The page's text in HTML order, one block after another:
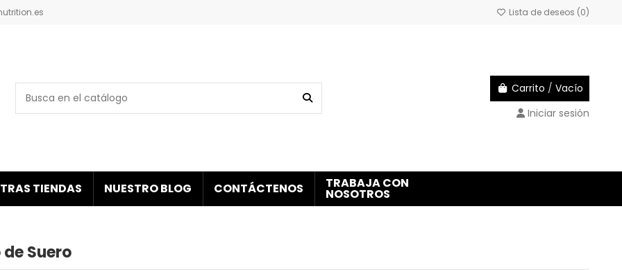
Lista de deseos (0)
Carrito / Vacío
Iniciar sesión
TIENDAS NUESTRO BLOG CONTÁCTENOS TRABAJA CON
NOSOTROS
Suero